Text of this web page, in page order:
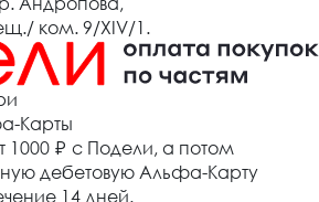
ком. 9/XIV/1.
Карты
1000 ₽ с Подели, а потом
дебетовую Альфа-Карту
14 дней.